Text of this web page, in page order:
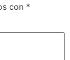
con *